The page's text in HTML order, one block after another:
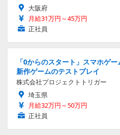
大阪府
月給31万円～45万円
正社員
「0からのスタート」スマホゲ
新作ゲームのテストプレイ
株式会社プロジェクトトリガー
埼玉県
月給32万円～50万円
正社員